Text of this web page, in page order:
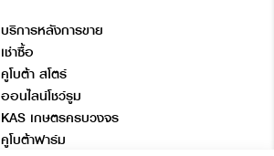
บริการหลังการขาย
เช่าซื้อ
คูโบต้า สโตร์
ออนไลน์โชว์รูม
KAS เกษตรครบวงจร
คูโบต้าฟาร์ม